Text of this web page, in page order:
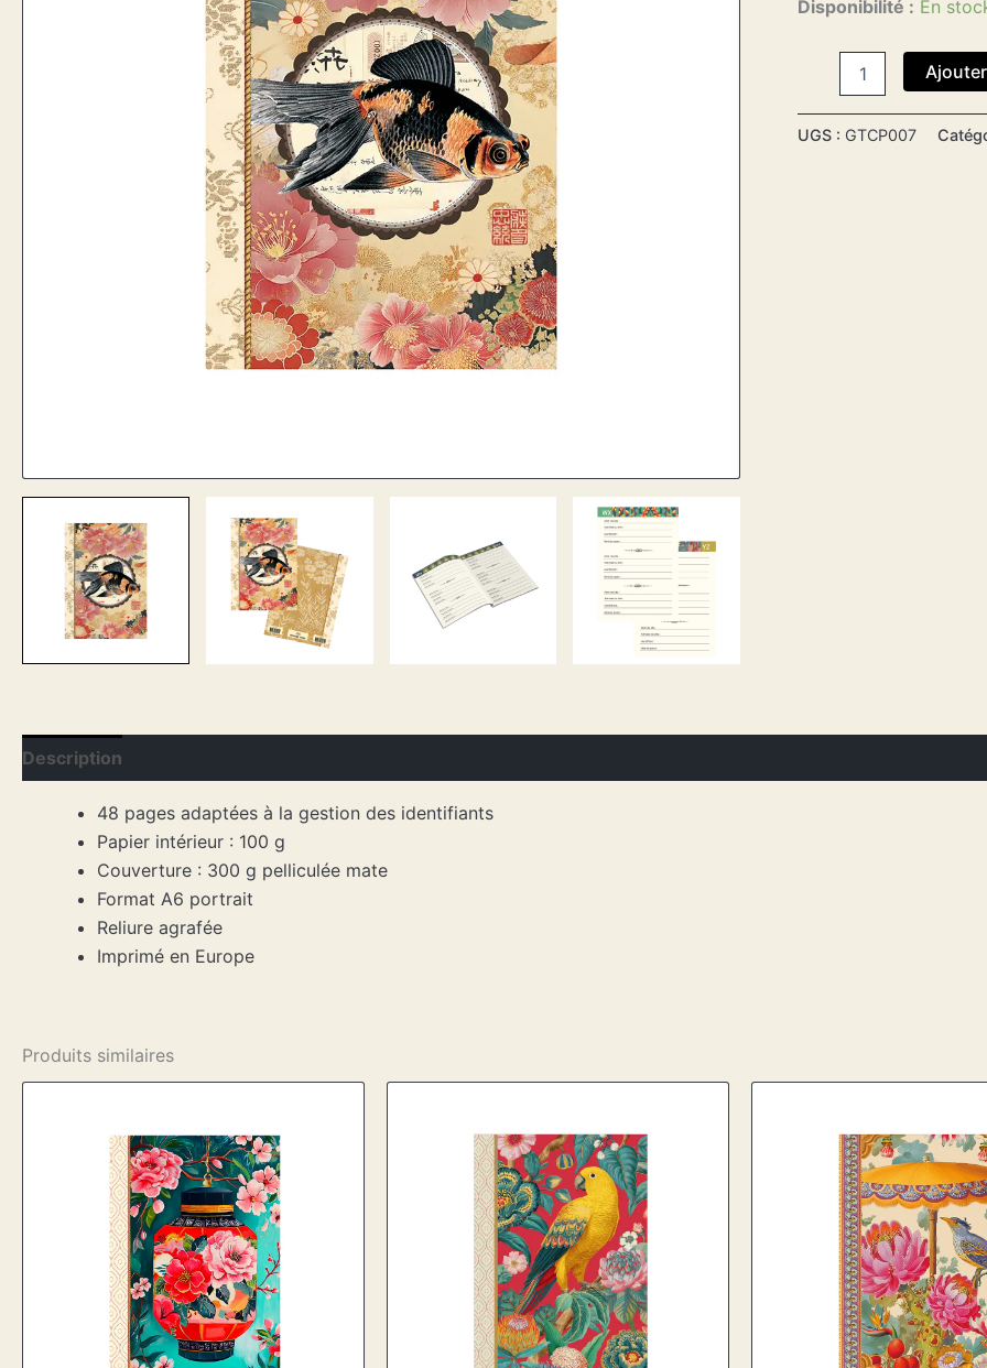
Disponibilité : En
UGS : GTCP007
Description
48 pages adaptées à la gestion des identifiants
Papier intérieur : 100 g
Couverture : 300 g pelliculée mate
Format A6 portrait
Reliure agrafée
Imprimé en Europe
Produits similaires